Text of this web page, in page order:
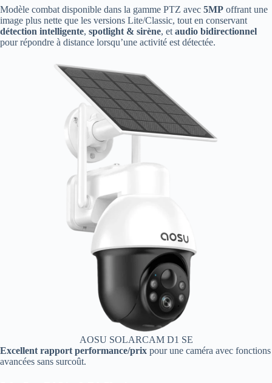
Modèle combat disponible dans la gamme PTZ avec 5MP offrant une
image plus nette que les versions Lite/Classic, tout en conservant
détection intelligente, spotlight & sirène, et audio bidirectionnel
pour répondre à distance lorsqu’une activité est détectée.
AOSU SOLARCAM D1 SE
Excellent rapport performance/prix pour une caméra avec fonctions
avancées sans surcoût.